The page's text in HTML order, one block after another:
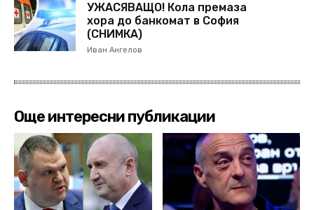
УЖАСЯВАЩО! Кола премаза
хора до банкомат в София
(СНИМКА)
Иван Ангелов
Още интересни публикации